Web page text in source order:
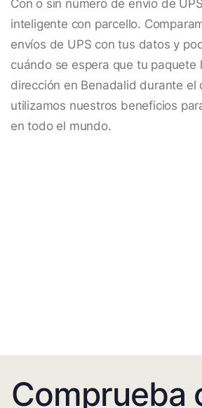
Con o sin número de envío de
inteligente con parcello.
envíos de UPS con tus datos y
cuándo se espera que tu paquete
dirección en Benadalid durante el
utilizamos nuestros beneficios
en todo el mundo.
Comprueba